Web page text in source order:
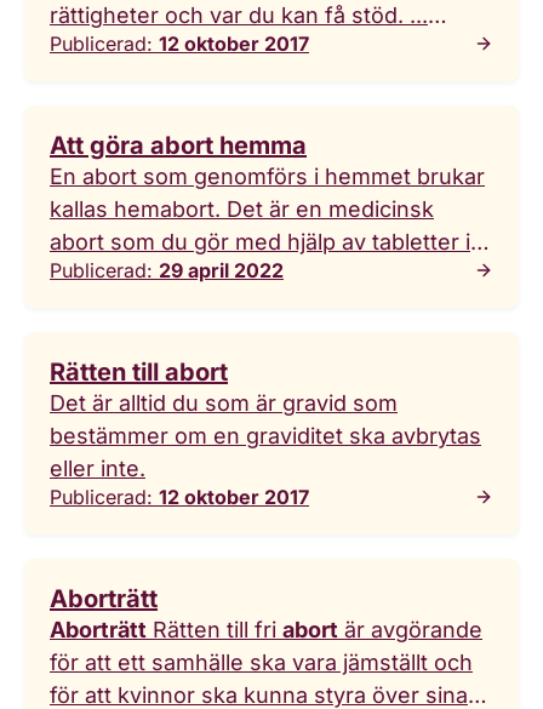
rättigheter och var du kan få stöd. ...
Funderar du påabort? Här hittar du
Publicerad: 12 oktober 2017
Att göra abort hemma
En abort som genomförs i hemmet brukar
kallas hemabort. Det är en medicinsk
abort som du gör med hjälp av tabletter i
två omgångar.
Publicerad: 29 april 2022
Rätten till abort
Det är alltid du som är gravid som
bestämmer om en graviditet ska avbrytas
eller inte.
Publicerad: 12 oktober 2017
Aborträtt
Aborträtt Rätten till fri abort är avgörande
för att ett samhälle ska vara jämställt och
för att kvinnor ska kunna styra över sina